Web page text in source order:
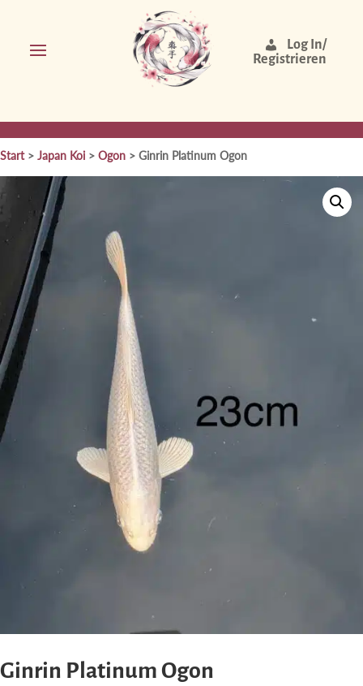
Log In/
Registrieren
Start> Japan Koi > Ogon > Ginrin Platinum Ogon
Ginrin Platinum Ogon